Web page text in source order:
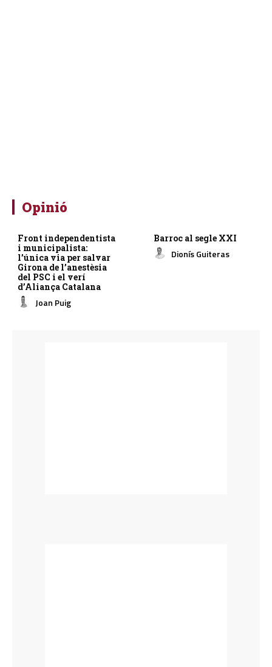
Opinió
Front independentista
i municipalista:
l’única via per salvar
Girona de l’anestèsia
del PSC i el verí
d’Aliança Catalana
Joan Puig
Barroc al segle XXI
Dionís Guiteras